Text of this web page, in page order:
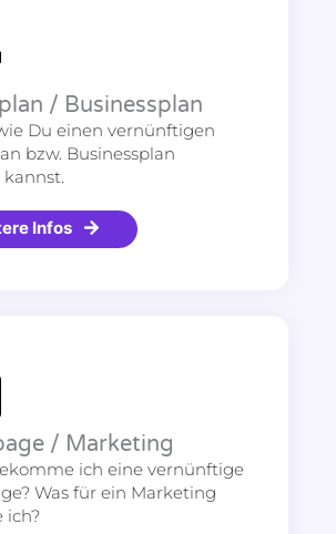
/ Businessplan
Du einen vernünftigen
bzw. Businessplan
Infos
/ Marketing
ich eine vernünftige
Was für ein Marketing
ich?